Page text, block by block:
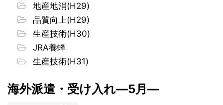
地産地消(H29)
品質向上(H29)
生産技術(H30)
JRA養蜂
生産技術(H31)
海外派遣・受け入れ―5月―